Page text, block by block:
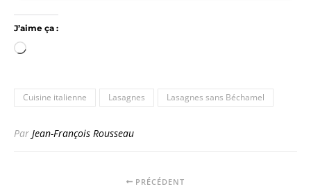
J’aime ça :
Chargement…
Cuisine italienne Lasagnes Lasagnes sans Béchamel
Par Jean-François Rousseau
PRÉCÉDENT